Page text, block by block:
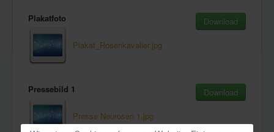
Plakatfoto
Plakat_Rosenkavalier.jpg
Download
Pressebild 1
Presse Neurosen 1.jpg
Download